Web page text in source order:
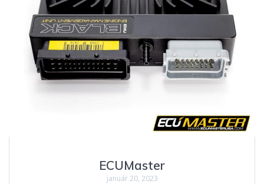
ECUMaster
január 20, 2023